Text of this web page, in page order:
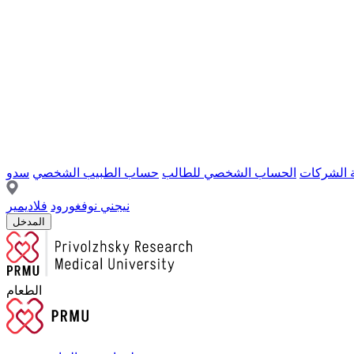
الشركات الحساب الشخصي للطالب حساب الطبيب الشخصي سدو
نيجني نوفغورود فلاديمير
المدخل
الطعام